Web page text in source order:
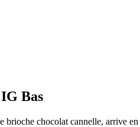
Bas
brioche chocolat cannelle, arrive